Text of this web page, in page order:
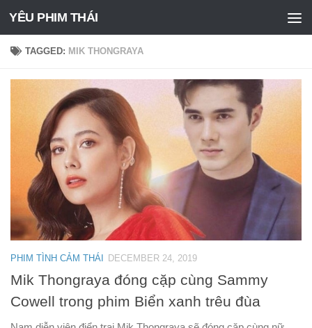
Skip to content
YÊU PHIM THÁI
TAGGED: MIK THONGRAYA
PHIM TÌNH CẢM THÁI DECEMBER 24, 2019
Mik Thongraya đóng cặp cùng Sammy
Cowell trong phim Biển xanh trêu đùa